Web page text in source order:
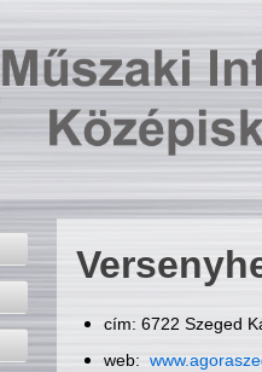
cím: 6722 Szeged
web: